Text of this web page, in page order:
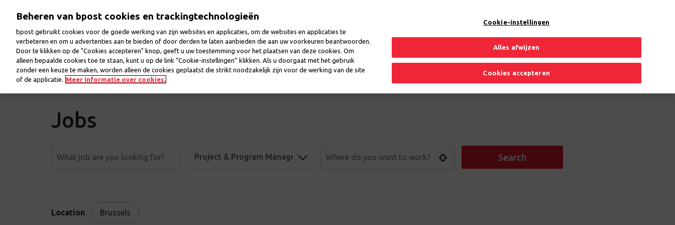
content
Welcome Jobs Our colleagues Our workplaces Events Questions
Jobs
Project & Program Management Search
Location Brussels
Beheren van bpost cookies en trackingtechnologieën
bpost gebruikt cookies voor de goede werking van zijn websites en applicaties, om de websites en applicaties te
verbeteren en om u advertenties aan te bieden of door derden te laten aanbieden die aan uw voorkeuren beantwoorden.
Door te klikken op de "Cookies accepteren" knop, geeft u uw toestemming voor het plaatsen van deze cookies. Om
alleen bepaalde cookies toe te staan, kunt u op de link “Cookie-instellingen” klikken. Als u doorgaat met het gebruik
zonder een keuze te maken, worden alleen de cookies geplaatst die strikt noodzakelijk zijn voor de werking van de site
of de applicatie. Meer informatie over cookies.
Cookie-instellingen
Alles afwijzen
Cookies accepteren